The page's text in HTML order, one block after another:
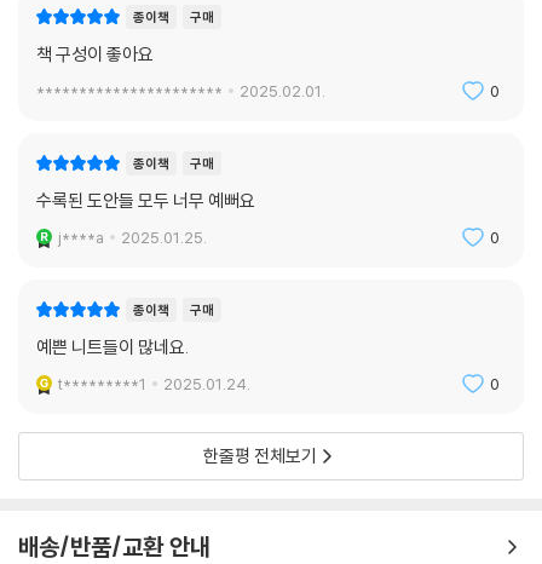
종이책 구매
책 구성이 좋아요
********************** 2025.02.01. 0
종이책 구매
수록된 도안들 모두 너무 예뻐요
j****a 2025.01.25. 0
종이책 구매
예쁜 니트들이 많네요.
t*********1 2025.01.24. 0
한줄평 전체보기
배송/반품/교환 안내